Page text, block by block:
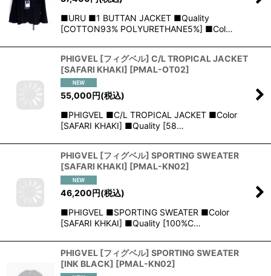
■URU ■1 BUTTAN JACKET ■Quality
[COTTON93% POLYURETHANE5%] ■Col…
PHIGVEL [フィグベル] C/L TROPICAL JACKET
[SAFARI KHAKI] [PMAL-OT02]
55,000円(税込)
■PHIGVEL ■C/L TROPICAL JACKET ■Color
[SAFARI KHAKI] ■Quality [58…
PHIGVEL [フィグベル] SPORTING SWEATER
[SAFARI KHAKI] [PMAL-KN02]
46,200円(税込)
■PHIGVEL ■SPORTING SWEATER ■Color
[SAFARI KHKAI] ■Quality [100%C…
PHIGVEL [フィグベル] SPORTING SWEATER
[INK BLACK] [PMAL-KN02]